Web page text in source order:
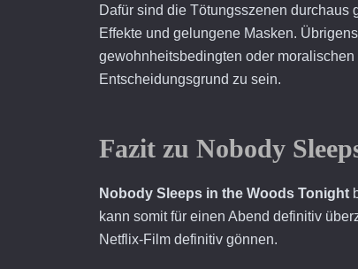
Dafür sind die Tötungsszenen durchaus
Effekte und gelungene Masken.
gewohnheitsbedingten oder
Entscheidungsgrund zu sein.
Fazit zu Nobody
Nobody Sleeps in the Woods Tonight
kann somit für einen Abend definitiv
Netflix-Film definitiv gönnen.